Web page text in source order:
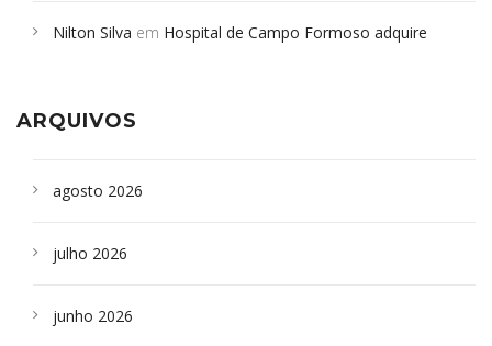
Campoformosenses que morreram em desabamentos são
Nilton Silva em Hospital de Campo Formoso adquire
ARQUIVOS
agosto 2026
julho 2026
junho 2026